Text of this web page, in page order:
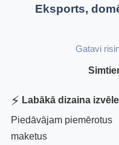
Eksports,
Gatavi
⚡ Labākā dizaina izvēle
Piedāvājam piemērotus
maketus